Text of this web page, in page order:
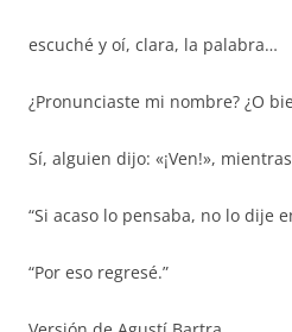
escuché y oí, clara, la palabra…
¿Pronunciaste mi nombre? ¿O
Sí, alguien dijo: «¡Ven!»,
“Si acaso lo pensaba, no lo dije
“Por eso regresé.”